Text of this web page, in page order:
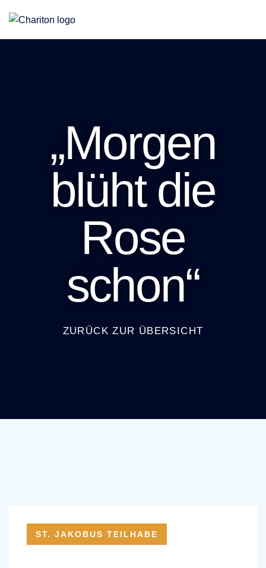
„Morgen
blüht die
Rose
schon“
ZURÜCK ZUR ÜBERSICHT
ST. JAKOBUS TEILHABE